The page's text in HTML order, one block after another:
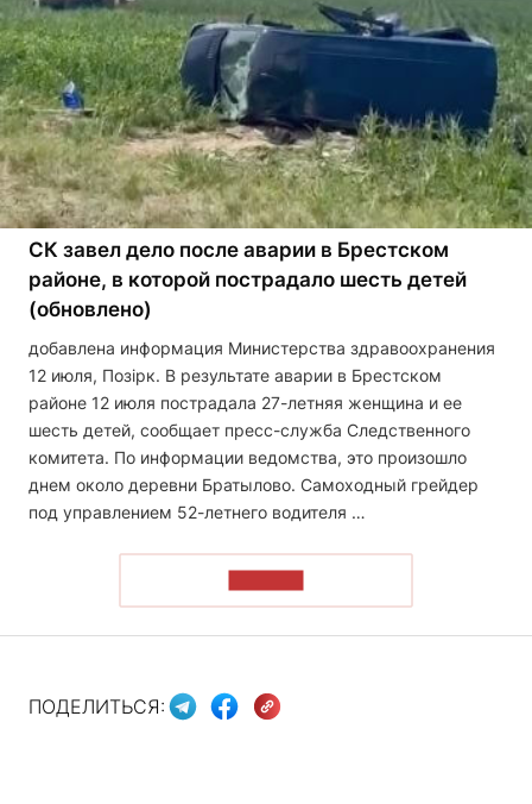
СК завел дело после аварии в Брестском
районе, в которой пострадало шесть детей
(обновлено)
добавлена информация Министерства здравоохранения
12 июля, Позірк. В результате аварии в Брестском
районе 12 июля пострадала 27-летняя женщина и ее
шесть детей, сообщает пресс-служба Следственного
комитета. По информации ведомства, это произошло
днем около деревни Братылово. Самоходный грейдер
под управлением 52-летнего водителя …
ПОДЕЛИТЬСЯ: